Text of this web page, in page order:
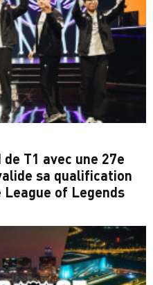
T1 avec une 27e
sa qualification
of Legends